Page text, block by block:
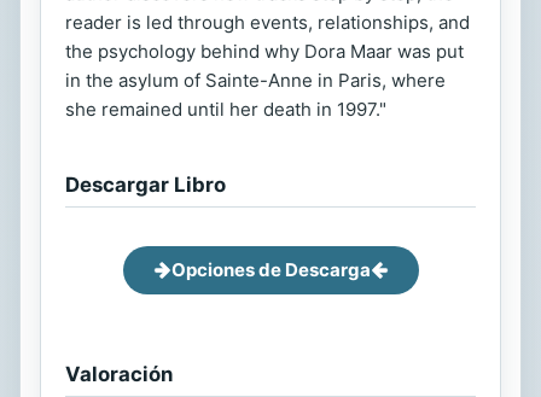
reader is led through events, relationships, and
the psychology behind why Dora Maar was put
in the asylum of Sainte-Anne in Paris, where
she remained until her death in 1997."
Descargar Libro
Opciones de Descarga
Valoración